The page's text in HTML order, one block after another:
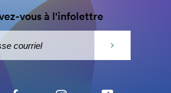
vous à l'infolettre